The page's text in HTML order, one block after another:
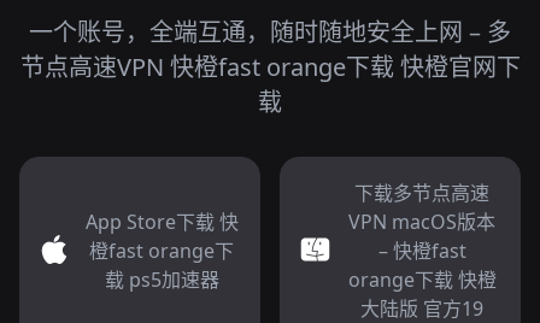
一个账号，全端互通，随时随地安全上网 – 多
节点高速VPN 快橙fast orange下载 快橙官网下
载
App Store下载 快
橙fast orange下
载 ps5加速器
下载多节点高速
VPN macOS版本
– 快橙fast
orange下载 快橙
大陆版 官方19